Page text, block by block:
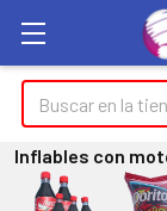
Buscar
Inflables con